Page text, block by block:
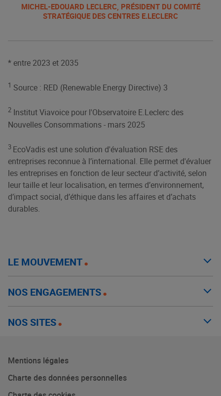
MICHEL-EDOUARD LECLERC, PRÉSIDENT DU COMITÉ
STRATÉGIQUE DES CENTRES E.LECLERC
* entre 2023 et 2035
1 Source : RED (Renewable Energy Directive) 3
2 Institut Viavoice pour l'Observatoire E.Leclerc des
Nouvelles Consommations - mars 2025
3 EcoVadis est une solution d'évaluation RSE des
entreprises reconnue à l’international. Elle permet d'évaluer
les entreprises en fonction de leur secteur d’activité, selon
leur taille et leur localisation, en termes d’environnement,
d’impact social, d’éthique dans les affaires et d’achats
durables.
LE MOUVEMENT
NOS ENGAGEMENTS
NOS SITES
Mentions légales
Charte des données personnelles